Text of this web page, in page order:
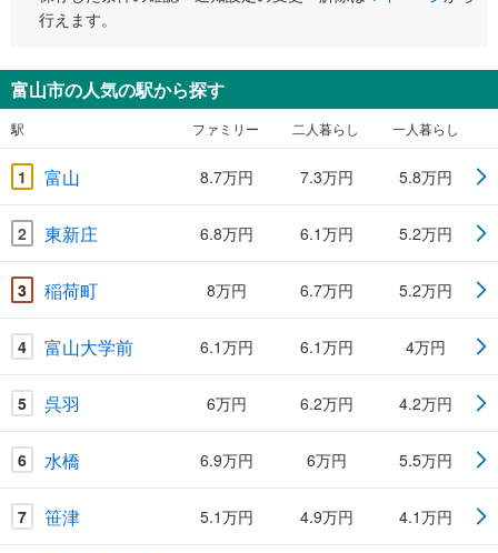
行えます。
富山市の人気の駅から探す
駅 ファミリー 二人暮らし 一人暮らし
1 富山 8.7万円 7.3万円 5.8万円
2 東新庄 6.8万円 6.1万円 5.2万円
3 稲荷町 8万円 6.7万円 5.2万円
4 富山大学前 6.1万円 6.1万円 4万円
5 呉羽 6万円 6.2万円 4.2万円
6 水橋 6.9万円 6万円 5.5万円
7 笹津 5.1万円 4.9万円 4.1万円